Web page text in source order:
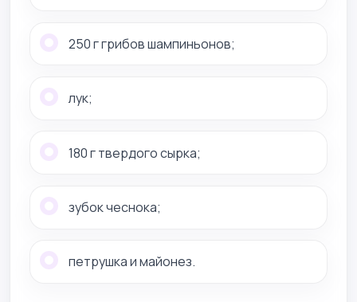
250 г грибов шампиньонов;
лук;
180 г твердого сырка;
зубок чеснока;
петрушка и майонез.